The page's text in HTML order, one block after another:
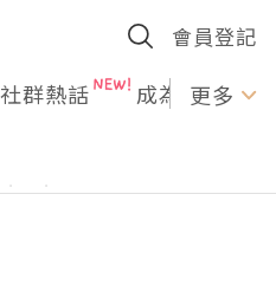
會員登記
社群熱話 成為U更多